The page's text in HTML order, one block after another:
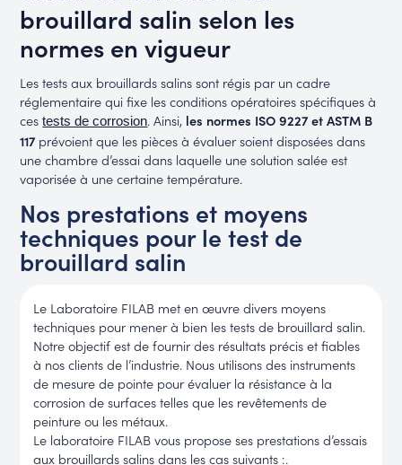
brouillard salin selon les
normes en vigueur
Les tests aux brouillards salins sont régis par un cadre
réglementaire qui fixe les conditions opératoires spécifiques à
cestests de corrosion. Ainsi, les normes ISO 9227 et ASTM B
117prévoient que les pièces à évaluer soient disposées dans
une chambre d’essai dans laquelle une solution salée est
vaporisée à une certaine température.
Nos prestations et moyens
techniques pour le test de
brouillard salin
Le Laboratoire FILAB met en œuvre divers moyens
techniques pour mener à bien les tests de brouillard salin.
Notre objectif est de fournir des résultats précis et fiables
à nos clients de l’industrie. Nous utilisons des instruments
de mesure de pointe pour évaluer la résistance à la
corrosion de surfaces telles que les revêtements de
peinture ou les métaux.
Le laboratoire FILAB vous propose ses prestations d’essais
aux brouillards salins dans les cas suivants :.